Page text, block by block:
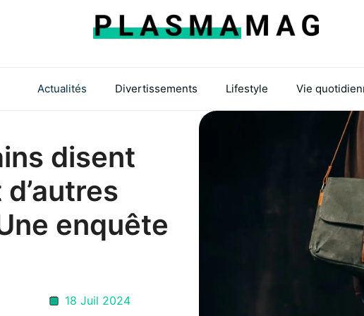
Actualités Divertissements Lifestyle Vie
disent
enquête
18 Juil 2024